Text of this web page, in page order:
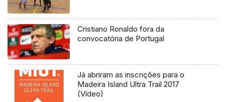
Cristiano Ronaldo fora da
convocatória de Portugal
Já abriram as inscrições para o
Madeira Island Ultra Trail 2017
(Vídeo)